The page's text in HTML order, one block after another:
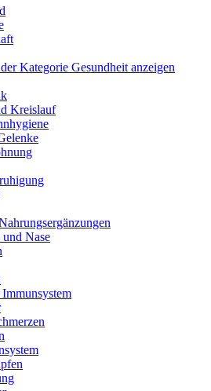
Kategorie Gesundheit anzeigen
Kreislauf
Nase